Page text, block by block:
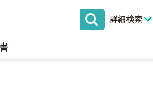
詳細検索